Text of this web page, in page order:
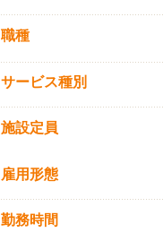
職種
サービス種別
施設定員
雇用形態
勤務時間